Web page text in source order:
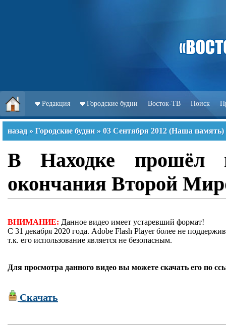
Редакция Городские будни Восток-ТВ Поиск
назад » Городские будни » 03 Сентября 2012 (Наша память)
В Находке прошёл
окончания Второй
ВНИМАНИЕ: Данное видео имеет устаревший формат!
С 31 декабря 2020 года. Adobe Flash Player более не
т.к. его использование является не безопасным.
Для просмотра данного видео вы можете скачать его по
Скачать